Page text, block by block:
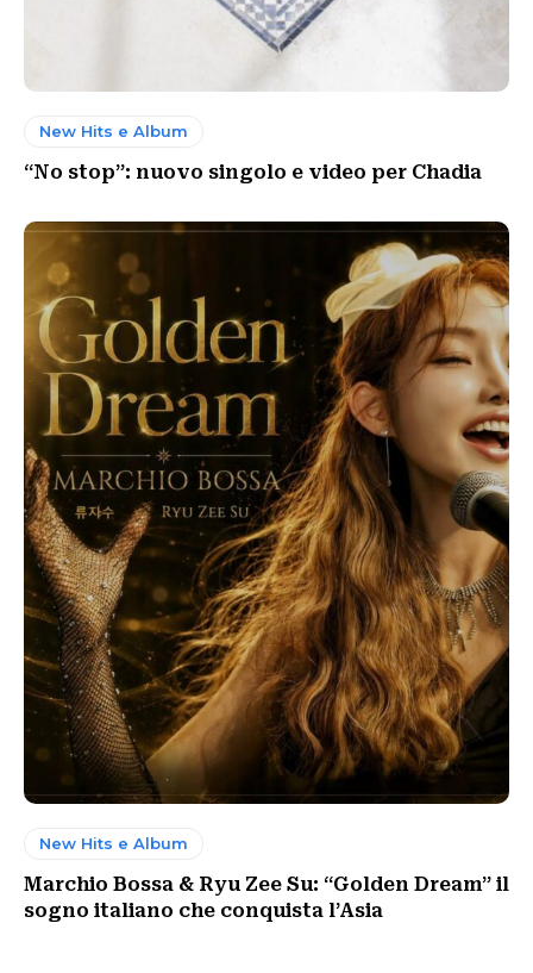
New Hits e Album
“No stop”: nuovo singolo e video per Chadia
New Hits e Album
Marchio Bossa & Ryu Zee Su: “Golden Dream” il
sogno italiano che conquista l’Asia